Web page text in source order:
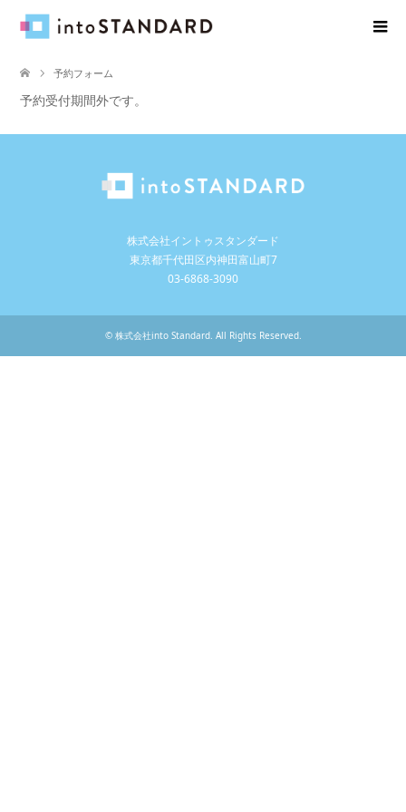
予約フォーム
予約受付期間外です。
株式会社イントゥスタンダード
東京都千代田区内神田富山町7
03-6868-3090
© 株式会社into Standard. All Rights Reserved.